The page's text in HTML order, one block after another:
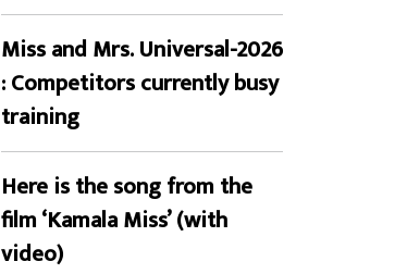
Miss and Mrs. Universal-2026
: Competitors currently busy
training
Here is the song from the
film ‘Kamala Miss’ (with
video)